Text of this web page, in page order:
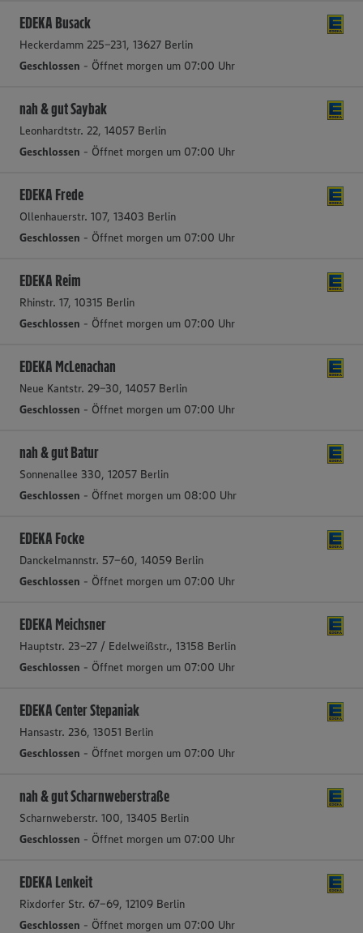
EDEKA Busack
Heckerdamm 225-231, 13627 Berlin
Geschlossen - Öffnet morgen um 07:00 Uhr
nah & gut Saybak
Leonhardtstr. 22, 14057 Berlin
Geschlossen - Öffnet morgen um 07:00 Uhr
EDEKA Frede
Ollenhauerstr. 107, 13403 Berlin
Geschlossen - Öffnet morgen um 07:00 Uhr
EDEKA Reim
Rhinstr. 17, 10315 Berlin
Geschlossen - Öffnet morgen um 07:00 Uhr
EDEKA McLenachan
Neue Kantstr. 29-30, 14057 Berlin
Geschlossen - Öffnet morgen um 07:00 Uhr
nah & gut Batur
Sonnenallee 330, 12057 Berlin
Geschlossen - Öffnet morgen um 08:00 Uhr
EDEKA Focke
Danckelmannstr. 57-60, 14059 Berlin
Geschlossen - Öffnet morgen um 07:00 Uhr
EDEKA Meichsner
Hauptstr. 23-27 / Edelweißstr., 13158 Berlin
Geschlossen - Öffnet morgen um 07:00 Uhr
EDEKA Center Stepaniak
Hansastr. 236, 13051 Berlin
Geschlossen - Öffnet morgen um 07:00 Uhr
nah & gut Scharnweberstraße
Scharnweberstr. 100, 13405 Berlin
Geschlossen - Öffnet morgen um 07:00 Uhr
EDEKA Lenkeit
Rixdorfer Str. 67-69, 12109 Berlin
Geschlossen - Öffnet morgen um 07:00 Uhr